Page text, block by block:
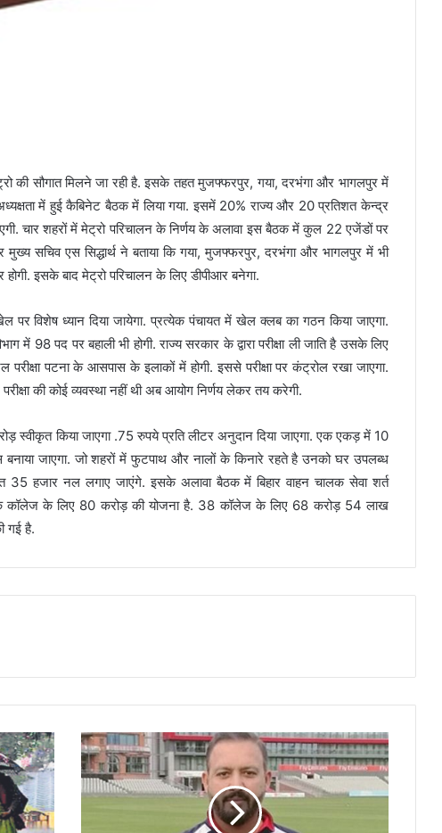
की सौगात मिलने जा रही है. इसके तहत मुजफ्फरपुर, गया, दरभंगा और भागलपुर में
में हुई कैबिनेट बैठक में लिया गया. इसमें 20% राज्य और 20 प्रतिशत केन्द्र
चार शहरों में मेट्रो परिचालन के निर्णय के अलावा इस बैठक में कुल 22 एजेंडों पर
सचिव एस सिद्धार्थ ने बताया कि गया, मुजफ्फरपुर, दरभंगा और भागलपुर में भी
इसके बाद मेट्रो परिचालन के लिए डीपीआर बनेगा.
विशेष ध्यान दिया जायेगा. प्रत्येक पंचायत में खेल क्लब का गठन किया जाएगा.
98 पद पर बहाली भी होगी. राज्य सरकार के द्वारा परीक्षा ली जाति है उसके लिए
पटना के आसपास के इलाकों में होगी. इससे परीक्षा पर कंट्रोल रखा जाएगा.
की कोई व्यवस्था नहीं थी अब आयोग निर्णय लेकर तय करेगी.
स्वीकृत किया जाएगा .75 रुपये प्रति लीटर अनुदान दिया जाएगा. एक एकड़ में 10
बनाया जाएगा. जो शहरों में फुटपाथ और नालों के किनारे रहते है उनको घर उपलब्ध
35 हजार नल लगाए जाएंगे. इसके अलावा बैठक में बिहार वाहन चालक सेवा शर्त
कॉलेज के लिए 80 करोड़ की योजना है. 38 कॉलेज के लिए 68 करोड़ 54 लाख
गई है.